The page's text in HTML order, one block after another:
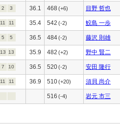
2 3 36.1 468 (+6) 目野 哲也
11 11 35.4 542 (-2) 鮫島 一歩
5 5 36.5 484(-2) 藤沢 則雄
13 13 35.9 482 (+2) 野中 賢二
7 10 36.5 520(-2) 安田 隆行
11 11 36.9 510(+20) 須貝 尚介
516 (-4) 岩元 市三